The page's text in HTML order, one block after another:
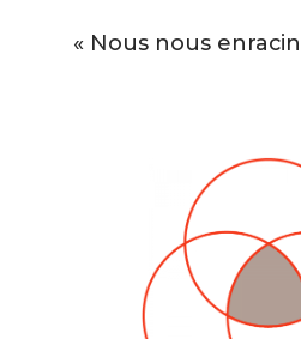
« Nous nous